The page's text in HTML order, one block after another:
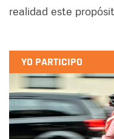
realidad este
YO PARTICIPO